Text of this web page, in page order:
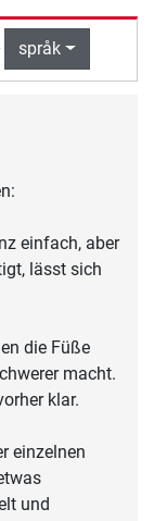
språk
einfach, aber
lässt sich
die Füße
macht.
klar.
einzelnen
und